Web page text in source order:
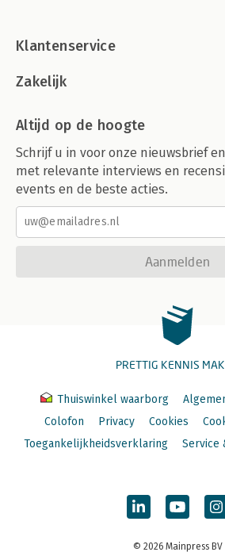
Klantenservice
Zakelijk
Altijd op de hoogte
Schrijf u in voor onze nieuwsbrief
met relevante interviews en
events en de beste acties.
Aanmelden
PRETTIG KENNIS
Thuiswinkel waarborg
Colofon
Privacy Cookies
Toegankelijkheidsverklaring
Service
© 2026 Mainpress BV